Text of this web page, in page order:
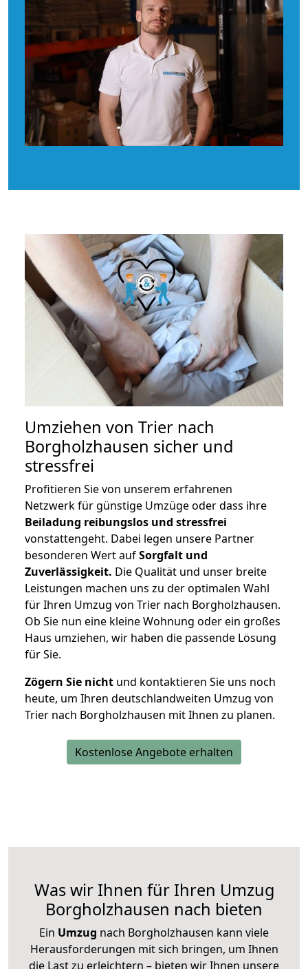
Umziehen von Trier nach
Borgholzhausen sicher und
stressfrei
Profitieren Sie von unserem erfahrenen
Netzwerk für günstige Umzüge oder dass ihre
Beiladung reibungslos und stressfrei
vonstattengeht. Dabei legen unsere Partner
besonderen Wert aufSorgfalt und
Zuverlässigkeit. Die Qualität und unser breite
Leistungen machen uns zu der optimalen Wahl
für Ihren Umzug von Trier nach Borgholzhausen.
Ob Sie nun eine kleine Wohnung oder ein großes
Haus umziehen, wir haben die passende Lösung
für Sie.
Zögern Sie nicht und kontaktieren Sie uns noch
heute, um Ihren deutschlandweiten Umzug von
Trier nach Borgholzhausen mit Ihnen zu planen.
Kostenlose Angebote erhalten
Was wir Ihnen für Ihren Umzug
Borgholzhausen nach bieten
Ein Umzug nach Borgholzhausen kann viele
Herausforderungen mit sich bringen, um Ihnen
die Last zu erleichtern – bieten wir Ihnen unsere